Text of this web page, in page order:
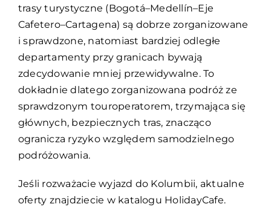
trasy turystyczne (Bogotá–Medellín–Eje
Cafetero–Cartagena) są dobrze zorganizowane
i sprawdzone, natomiast bardziej odległe
departamenty przy granicach bywają
zdecydowanie mniej przewidywalne. To
dokładnie dlatego zorganizowana podróż ze
sprawdzonym touroperatorem, trzymająca się
głównych, bezpiecznych tras, znacząco
ogranicza ryzyko względem samodzielnego
podróżowania.
Jeśli rozważacie wyjazd do Kolumbii, aktualne
oferty znajdziecie w katalogu HolidayCafe.